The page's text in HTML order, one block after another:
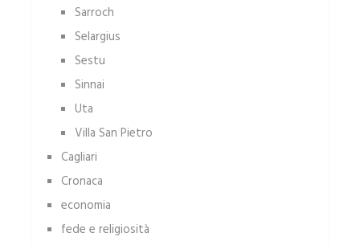
Sarroch
Selargius
Sestu
Sinnai
Uta
Villa San Pietro
Cagliari
Cronaca
economia
fede e religiosità